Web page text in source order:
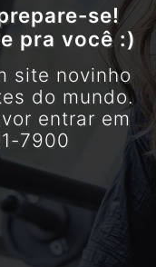
se!
pra você :)
site novinho
do mundo.
entrar em
7900